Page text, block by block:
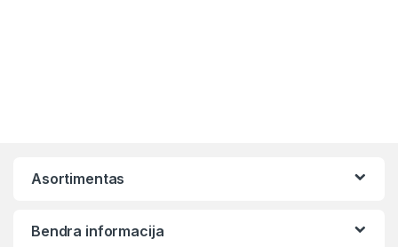
Asortimentas
Bendra informacija